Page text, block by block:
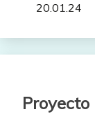
20.01.24